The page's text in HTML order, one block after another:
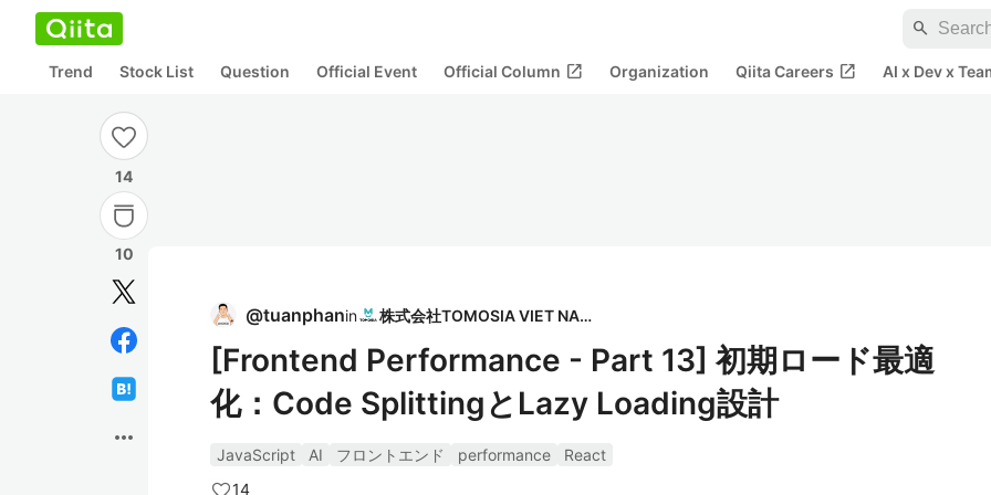
search
Trend Stock List Question Official Event Official Column open_in_new Organization Qiita Careers open_in_new AI x Dev x
14
10
more_horiz
@tuanphanin 株式会社TOMOSIA VIET NAM
[Frontend Performance - Part 13] 初期ロード最適
化：Code SplittingとLazy Loading設計
JavaScript AI フロントエンド performance
React
14